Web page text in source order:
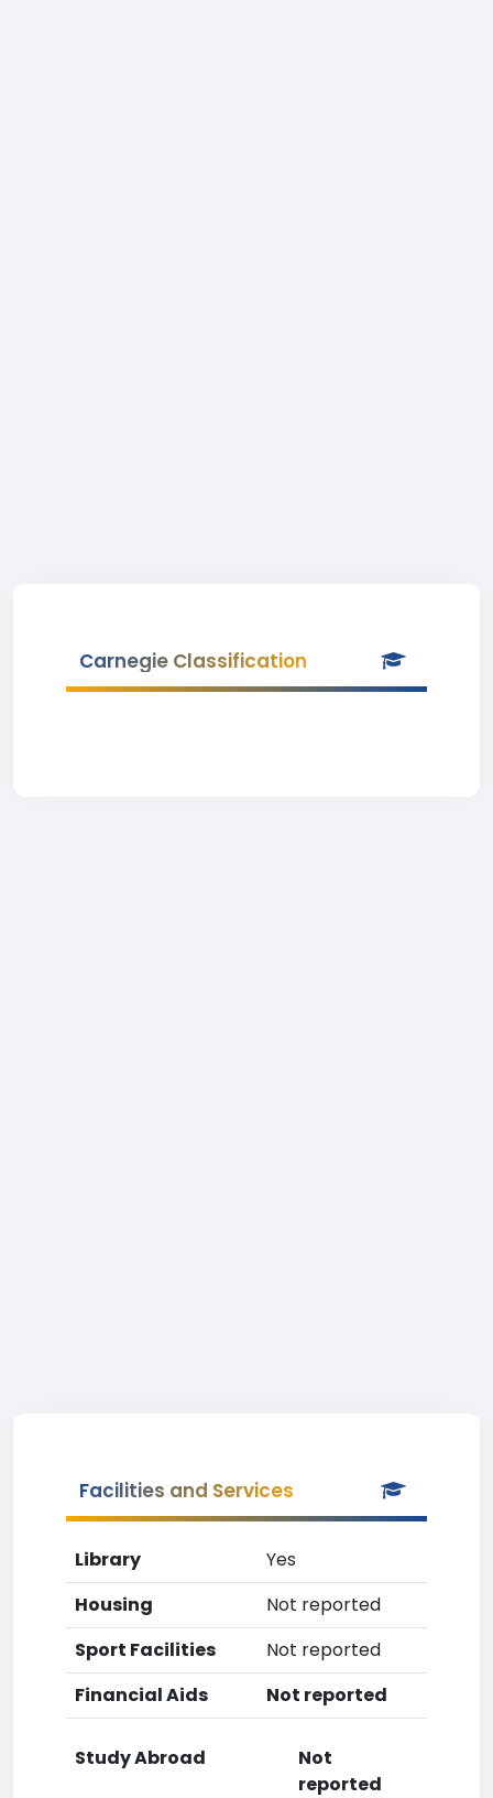
Carnegie Classification
Facilities and Services
Library
Yes
Housing
Not reported
Sport Facilities
Not reported
Financial Aids
Not reported
Study Abroad
Not
reported